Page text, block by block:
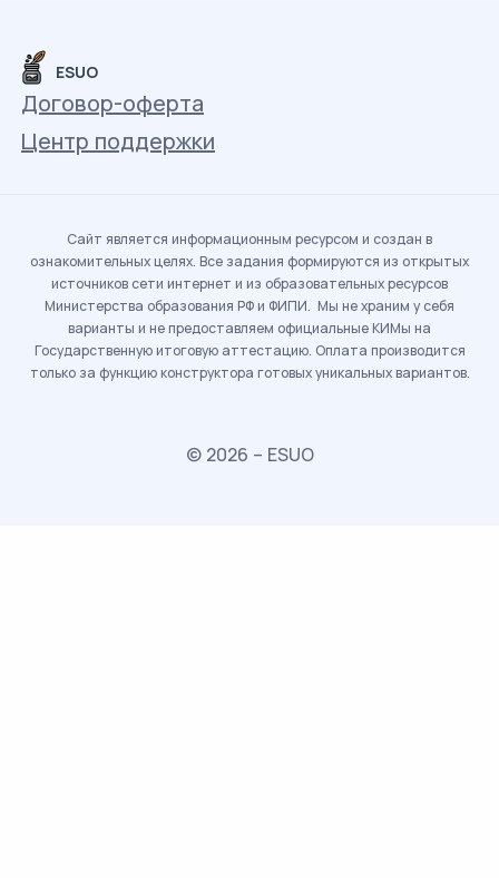
ESUO
Договор-оферта
Центр поддержки
Сайт является информационным ресурсом и создан в
ознакомительных целях. Все задания формируются из открытых
источников сети интернет и из образовательных ресурсов
Министерства образования РФ и ФИПИ. Мы не храним у себя
варианты и не предоставляем официальные КИМы на
Государственную итоговую аттестацию. Оплата производится
только за функцию конструктора готовых уникальных вариантов.
© 2026 – ESUO